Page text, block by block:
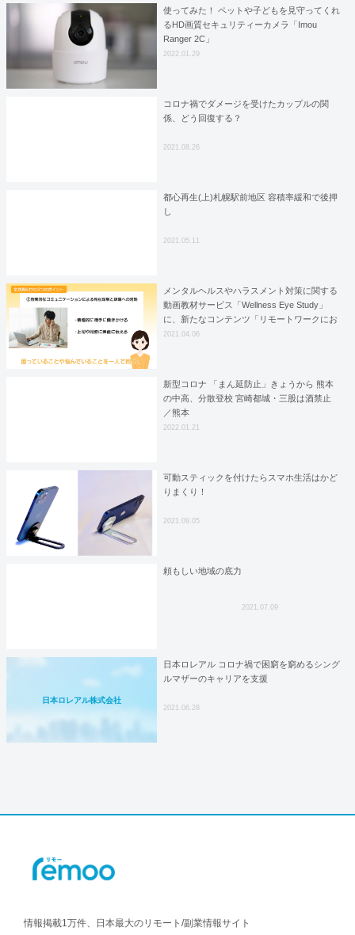
使ってみた！ ペットや子どもを見守ってくれ
るHD画質セキュリティーカメラ「Imou
Ranger 2C」
2022.01.29
コロナ禍でダメージを受けたカップルの関
係、どう回復する？
2021.08.26
都心再生(上)札幌駅前地区 容積率緩和で後押
し
2021.05.11
メンタルヘルスやハラスメント対策に関する
動画教材サービス「Wellness Eye Study」
に、新たなコンテンツ「リモートワークにお
けるメンタルヘルスケア」を追加
2021.04.06
新型コロナ 「まん延防止」きょうから 熊本
の中高、分散登校 宮崎都城・三股は酒禁止
／熊本
2022.01.21
可動スティックを付けたらスマホ生活はかど
りまくり！
2021.09.05
頼もしい地域の底力
2021.07.09
日本ロレアル株式会社
日本ロレアル コロナ禍で困窮を窮めるシング
ルマザーのキャリアを支援
2021.06.28
情報掲載1万件、日本最大のリモート/副業情報サイト